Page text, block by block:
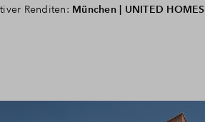
Renditen: München | UNITED HOMES